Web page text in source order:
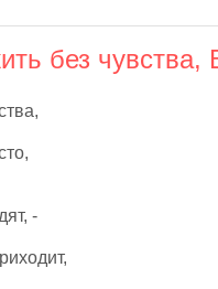
без чувства,
-